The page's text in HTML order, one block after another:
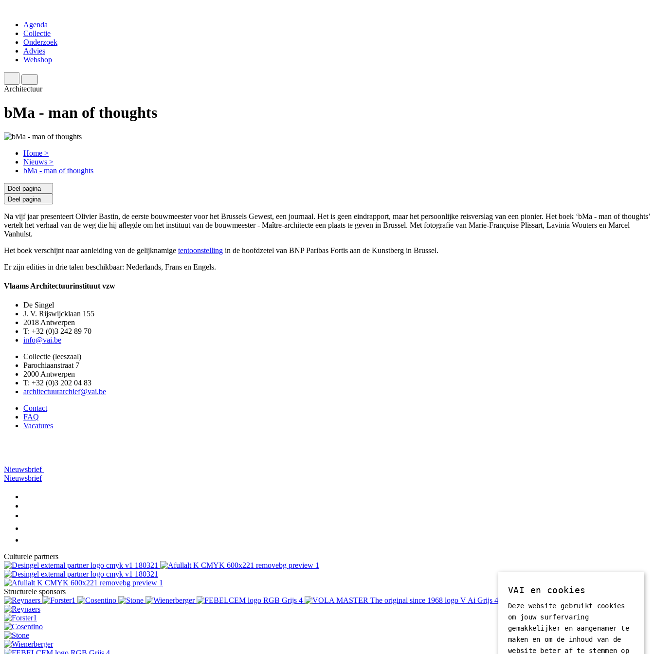
Agenda
Collectie
Onderzoek
Advies
Webshop
Architectuur
bMa - man of thoughts
Home >
Nieuws >
bMa - man of thoughts
Deel pagina
Deel pagina
Na vijf jaar presenteert Olivier Bastin, de eerste bouwmeester voor het Brussels Gewest, een journaal. Het is geen eindrapport, maar het persoonlijke reisverslag van een pionier. Het boek ‘bMa - man of thoughts’
vertelt het verhaal van de weg die hij aflegde om het instituut van de bouwmeester - Maître-architecte een plaats te geven in Brussel. Met fotografie van Marie-Françoise Plissart, Lavinia Wouters en Marcel
Vanhulst.
Het boek verschijnt naar aanleiding van de gelijknamige tentoonstelling in de hoofdzetel van BNP Paribas Fortis aan de Kunstberg in Brussel.
Er zijn edities in drie talen beschikbaar: Nederlands, Frans en Engels.
Vlaams Architectuurinstituut vzw
De Singel
J. V. Rijswijcklaan 155
2018 Antwerpen
T: +32 (0)3 242 89 70
info@vai.be
Collectie (leeszaal)
Parochiaanstraat 7
2000 Antwerpen
T: +32 (0)3 202 04 83
architectuurarchief@vai.be
Contact
FAQ
Vacatures
Nieuwsbrief
Nieuwsbrief
Culturele partners
Structurele sponsors VAI en cookies
Deze website gebruikt cookies
om jouw surfervaring
gemakkelijker en aangenamer te
maken en om de inhoud van de
website beter af te stemmen op